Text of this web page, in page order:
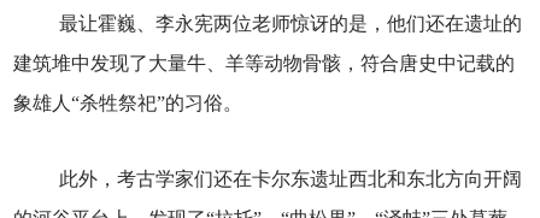
最让霍巍、李永宪两位老师惊讶的是，他们还在遗址的
建筑堆中发现了大量牛、羊等动物骨骸，符合唐史中记载的
象雄人“杀牲祭祀”的习俗。
此外，考古学家们还在卡尔东遗址西北和东北方向开阔